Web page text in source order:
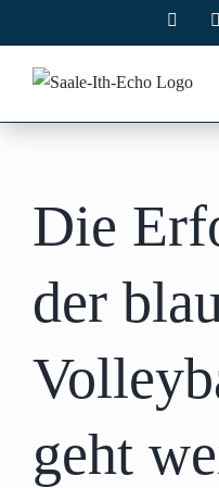
Inhalt
springen
Die
der
geht